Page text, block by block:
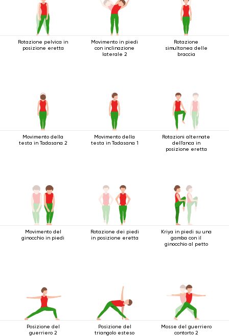
Rotazione pelvica in
posizione eretta
Movimento in piedi
con inclinazione
laterale 2
Rotazione
simultanea delle
braccia
Movimento della
testa in Tadasana 2
Movimento della
testa in Tadasana 1
Rotazioni alternate
dell'anca in
posizione eretta
Movimento del
ginocchio in piedi
Rotazione dei piedi
in posizione eretta
Kriya in piedi su una
gamba con il
ginocchio al petto
Posizione del
guerriero 2
Posizione del
triangolo esteso
Mosse del guerriero
contorto 2